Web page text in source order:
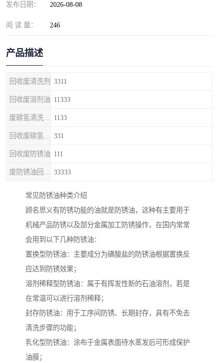
发布日期： 2026-08-08
阅 读 量： 246
产品描述
回收废清洗剂 3311
回收废溶剂油 11333
1133
331
回收废防锈油 111
33333
常见防锈油种类介绍
顾名思义有防锈功能的油就是防锈油，这种有主要用于
机械产品防锈以及部分金属加工防锈操作，在国内常常
会用到以下几种防锈油：
置换型防锈油：主要成分为磺酸盐的防锈油根据置换反
应达到防锈效果；
溶剂稀释型防锈油：属于有挥发性新的石油溶剂，若是
在常温可以进行溶剂稀释；
封存防锈油：用于工序间防锈、长期封存，具有不免去
清洗步骤的功能；
乳化型防锈油：涂布于金属表面待水蒸发后可形成保护
油膜；